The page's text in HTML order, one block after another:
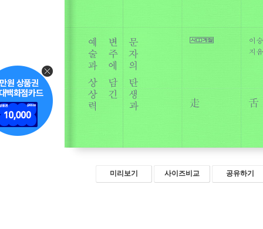
미리보기 사이즈비교 공유하기